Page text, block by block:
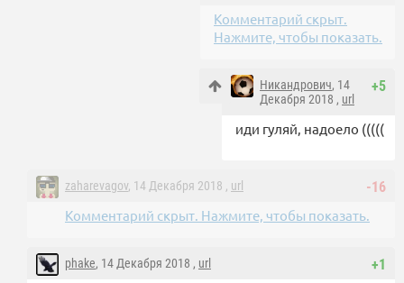
Комментарий скрыт.
Нажмите, чтобы показать.
+5
Никандрович, 14
Декабря 2018 , url
иди гуляй, надоело (((((
-16
zaharevagov, 14 Декабря 2018 , url
Комментарий скрыт. Нажмите, чтобы показать.
+1
phake, 14 Декабря 2018 , url